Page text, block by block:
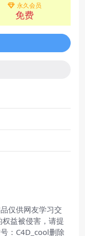
永久会员
免费
仅供网友学习交
益被侵害，请提
：C4D_cool删除